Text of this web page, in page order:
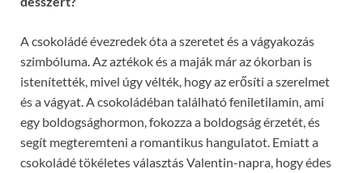
A csokoládé évezredek óta a szeretet és a vágyakozás
szimbóluma. Az aztékok és a maják már az ókorban is
istenítették, mivel úgy vélték, hogy az erősíti a szerelmet
és a vágyat. A csokoládéban található feniletilamin, ami
egy boldogsághormon, fokozza a boldogság érzetét, és
segít megteremteni a romantikus hangulatot. Emiatt a
csokoládé tökéletes választás Valentin-napra, hogy édes